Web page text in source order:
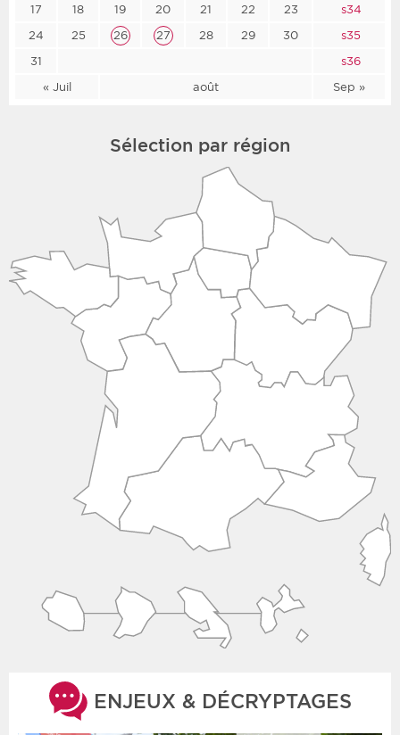
« Juil août Sep »
17
18 19 20 21 22 23
s34
24
25 26 27 28 29 30
s35
31
s36
Sélection par région
ENJEUX & DÉCRYPTAGES